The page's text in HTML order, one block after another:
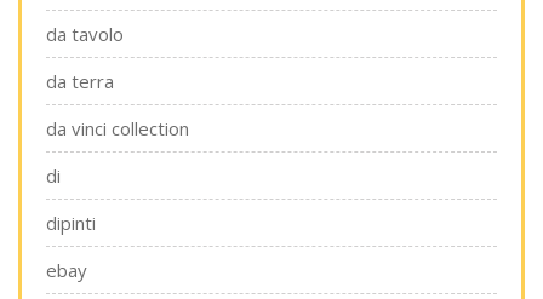
da tavolo
da terra
da vinci collection
di
dipinti
ebay